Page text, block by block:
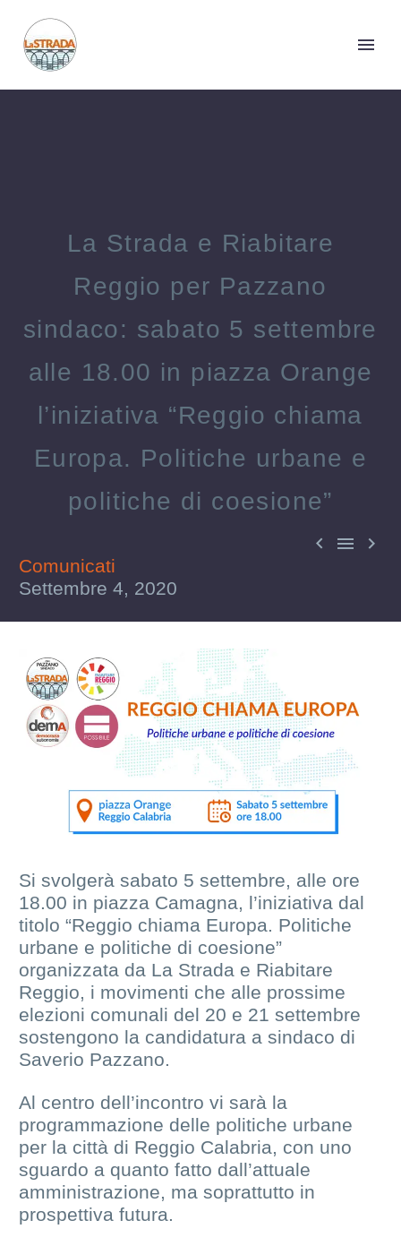
La Strada e Riabitare
Reggio per Pazzano
sindaco: sabato 5 settembre
alle 18.00 in piazza Orange
l’iniziativa “Reggio chiama
Europa. Politiche urbane e
politiche di coesione”
  
Comunicati
Settembre 4, 2020
Si svolgerà sabato 5 settembre, alle ore
18.00 in piazza Camagna, l’iniziativa dal
titolo “Reggio chiama Europa. Politiche
urbane e politiche di coesione”
organizzata da La Strada e Riabitare
Reggio, i movimenti che alle prossime
elezioni comunali del 20 e 21 settembre
sostengono la candidatura a sindaco di
Saverio Pazzano.
Al centro dell’incontro vi sarà la
programmazione delle politiche urbane
per la città di Reggio Calabria, con uno
sguardo a quanto fatto dall’attuale
amministrazione, ma soprattutto in
prospettiva futura.